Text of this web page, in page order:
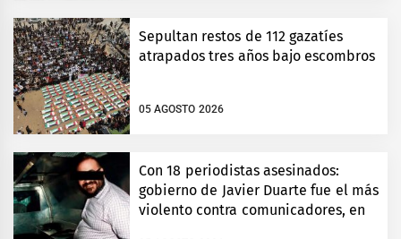
Sepultan restos de 112 gazatíes
atrapados tres años bajo escombros
05 AGOSTO 2026
Con 18 periodistas asesinados:
gobierno de Javier Duarte fue el más
violento contra comunicadores, en